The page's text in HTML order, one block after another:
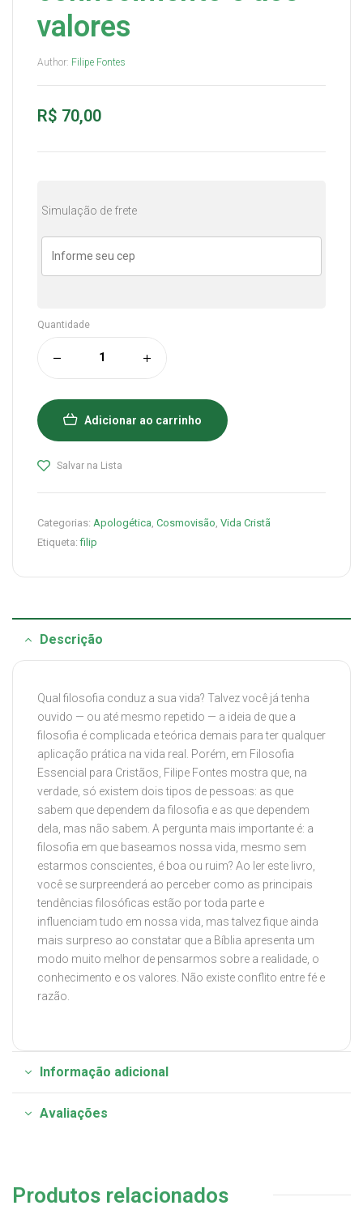
valores
Author: Filipe Fontes
R$ 70,00
Simulação de frete
Quantidade
Adicionar ao carrinho
Salvar na Lista
Categorias: Apologética Cosmovisão Vida Cristã
Etiqueta:filip
Descrição
Qual filosofia conduz a sua vida? Talvez você já tenha
ouvido — ou até mesmo repetido — a ideia de que a
filosofia é complicada e teórica demais para ter qualquer
aplicação prática na vida real. Porém, em Filosofia
Essencial para Cristãos, Filipe Fontes mostra que, na
verdade, só existem dois tipos de pessoas: as que
sabem que dependem da filosofia e as que dependem
dela, mas não sabem. A pergunta mais importante é: a
filosofia em que baseamos nossa vida, mesmo sem
estarmos conscientes, é boa ou ruim? Ao ler este livro,
você se surpreenderá ao perceber como as principais
tendências filosóficas estão por toda parte e
influenciam tudo em nossa vida, mas talvez fique ainda
mais surpreso ao constatar que a Bíblia apresenta um
modo muito melhor de pensarmos sobre a realidade, o
conhecimento e os valores. Não existe conflito entre fé e
razão.
Informação adicional
Avaliações
Produtos relacionados